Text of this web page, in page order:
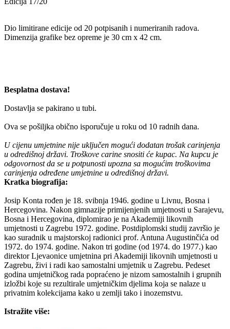
Dio limitirane edicije od 20 potpisanih i numeriranih radova.
Dimenzija grafike bez opreme je 30 cm x 42 cm.
Besplatna dostava!
Dostavlja se pakirano u tubi.
Ova se pošiljka obično isporučuje u roku od 10 radnih dana.
U cijenu umjetnine nije uključen mogući dodatan trošak carinjenja
u odredišnoj državi. Troškove carine snositi će kupac. Na kupcu je
odgovornostda se u potpunosti upozna sa mogućim troškovima
carinjenja određene umjetnine u odredišnoj državi.
Kratka biografija:
Josip Konta rođen je 18. svibnja 1946. godine u Livnu, Bosna i
Hercegovina. Nakon gimnazije primijenjenih umjetnosti u Sarajevu,
Bosna i Hercegovina, diplomirao je na Akademiji likovnih
umjetnosti u Zagrebu 1972. godine. Postdiplomski studij završio je
kao suradnik u majstorskoj radionici prof. Antuna Augustinčića od
1972. do 1974. godine. Nakon tri godine (od 1974. do 1977.) kao
direktor Ljevaonice umjetnina pri Akademiji likovnih umjetnosti u
Zagrebu, živi i radi kao samostalni umjetnik u Zagrebu. Pedeset
godina umjetničkog rada popraćeno je nizom samostalnih i grupnih
izložbi koje su rezultirale umjetničkim djelima koja se nalaze u
privatnim kolekcijama kako u zemlji tako i inozemstvu.
Istražite više: